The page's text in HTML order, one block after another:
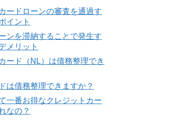
ードローンの審査を通過す
イント
ンを滞納することで発生す
メリット
ード（NL）は債務整理でき
は債務整理できますか？
一番お得なクレジットカー
なの？